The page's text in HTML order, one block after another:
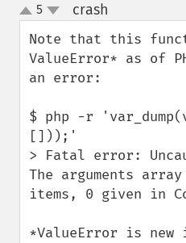
up
down
5 crash
Note that this
ValueError* as of
an error:
$ php -r
[]));'
> Fatal error:
The arguments
items, 0 given in
*ValueError is